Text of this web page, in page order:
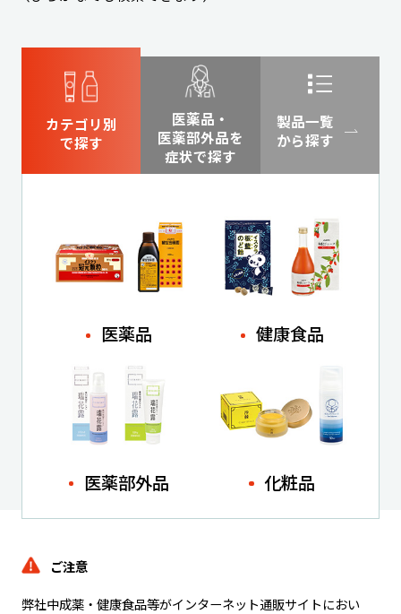
カテゴリ別
で探す
医薬品・
医薬部外品を
症状で探す
製品一覧
から探す
医薬品 健康食品
医薬部外品 化粧品
ご注意
弊社中成薬・健康食品等がインターネット通販サイトにおい